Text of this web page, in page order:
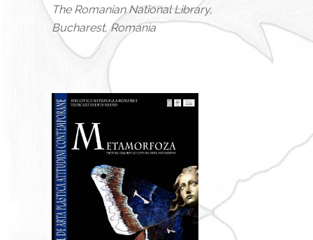
The Romanian National Library,
Bucharest, Romania